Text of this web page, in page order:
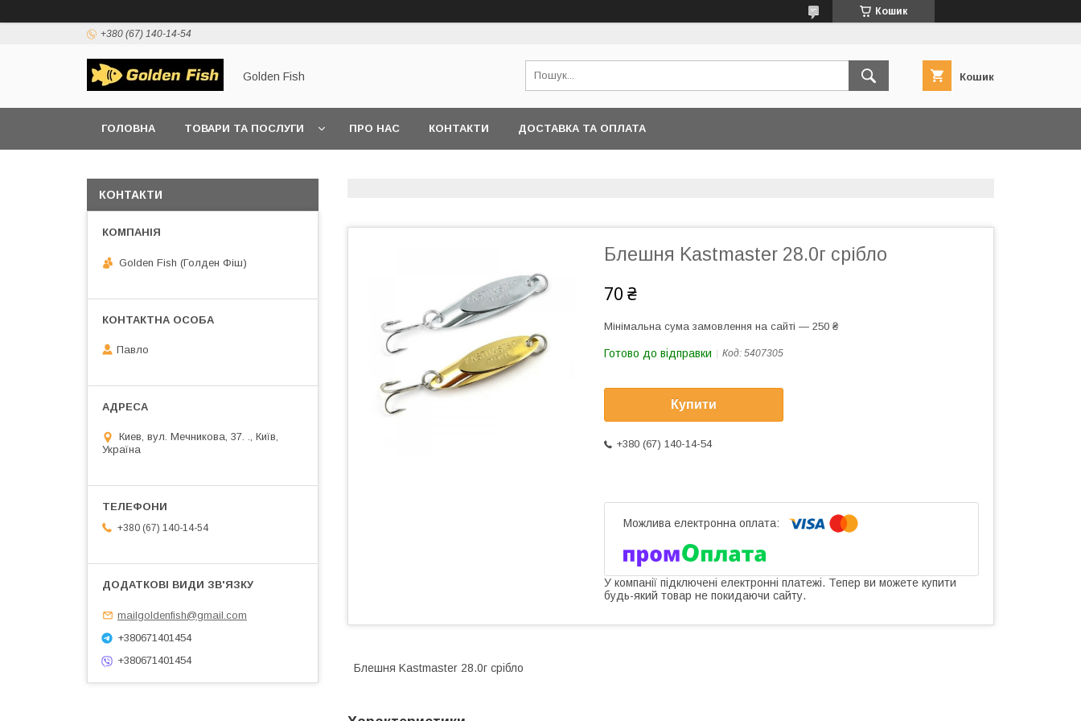
Кошик
+380 (67) 140-14-54
Golden Fish Кошик
ГОЛОВНА ТОВАРИ ТА ПОСЛУГИ ПРО НАС КОНТАКТИ ДОСТАВКА ТА ОПЛАТА
Блешня Kastmaster 28.0г срібло
70 ₴
Мінімальна сума замовлення на сайті — 250 ₴
Готово до відправки Код: 5407305
Купити
+380 (67) 140-14-54
У компанії підключені електронні платежі. Тепер ви можете купити
будь-який товар не покидаючи сайту.
Блешня Kastmaster 28.0г срібло
КОНТАКТИ
Golden Fish (Голден Фіш)
Павло
Киев, вул. Мечникова, 37. ., Київ,
Україна
+380 (67) 140-14-54
mailgoldenfish@gmail.com
+380671401454
+380671401454